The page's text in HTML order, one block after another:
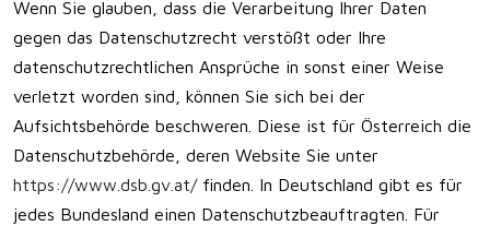
Wenn Sie glauben, dass die Verarbeitung Ihrer Daten
gegen das Datenschutzrecht verstößt oder Ihre
datenschutzrechtlichen Ansprüche in sonst einer Weise
verletzt worden sind, können Sie sich bei der
Aufsichtsbehörde beschweren. Diese ist für Österreich die
Datenschutzbehörde, deren Website Sie unter
https://www.dsb.gv.at/finden. In Deutschland gibt es für
jedes Bundesland einen Datenschutzbeauftragten. Für